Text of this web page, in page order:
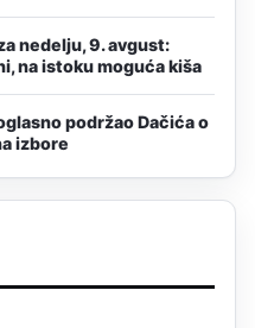
nedelju, 9. avgust:
na istoku moguća kiša
podržao Dačića o
izbore